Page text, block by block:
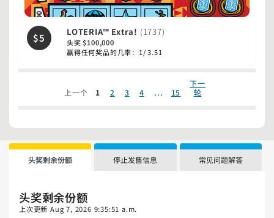
$5 LOTERIA™ Extra! (1737)
头奖 $100,000
赢得任何奖品的几率：1/ 3.51
上一个 1 2 3 4 ... 15
下一
轮
头奖剩余份额 停止发售信息 常见问题解答
头奖剩余份额
上次更新 Aug 7, 2026 9:35:51 a.m.